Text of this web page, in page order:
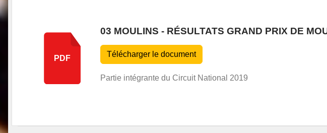
PDF
03 MOULINS - RÉSULTATS GRAND PRIX DE
Télécharger le document
Partie intégrante du Circuit National 2019